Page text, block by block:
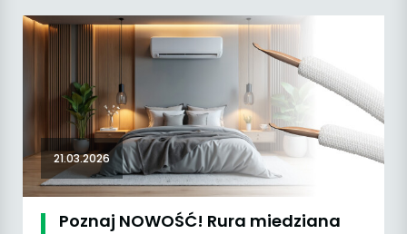
21.03.2026
Poznaj NOWOŚĆ! Rura miedziana